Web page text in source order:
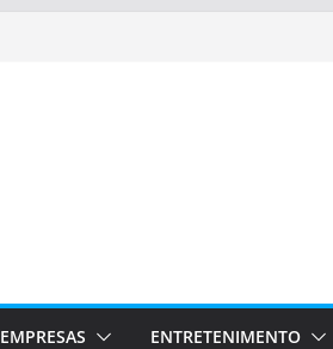
EMPRESAS ENTRETENIMENTO